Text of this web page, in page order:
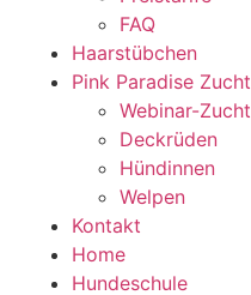
FAQ
Haarstübchen
Pink Paradise Zucht
Webinar-Zucht
Deckrüden
Hündinnen
Welpen
Kontakt
Home
Hundeschule